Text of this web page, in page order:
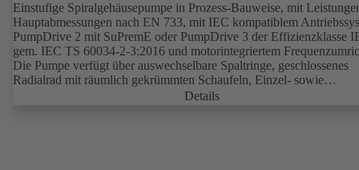
Einstufige Spiralgehäusepumpe in Prozess-Bauweise, mit
Hauptabmessungen nach EN 733, mit IEC kompatiblem
PumpDrive 2 mit SuPremE oder PumpDrive 3 der Effizienzklasse
gem. IEC TS 60034-2-3:2016 und motorintegriertem
Die Pumpe verfügt über auswechselbare Spaltringe, geschlossenes
Radialrad mit räumlich gekrümmten Schaufeln, Einzel- sowie
Doppelgleitringdichtungen nach EN 12756, Welle im Bereich der
Details